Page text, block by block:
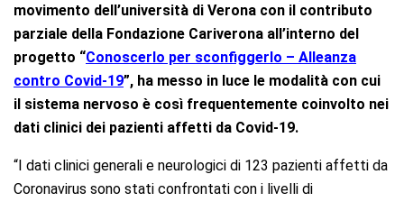
movimento dell’università di Verona con il contributo
parziale della Fondazione Cariverona all’interno del
progetto “Conoscerlo per sconfiggerlo – Alleanza
contro Covid-19”, ha messo in luce le modalità con cui
il sistema nervoso è così frequentemente coinvolto nei
dati clinici dei pazienti affetti da Covid-19.
“I dati clinici generali e neurologici di 123 pazienti affetti da
Coronavirus sono stati confrontati con i livelli di